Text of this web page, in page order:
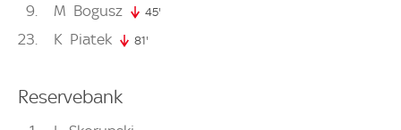
9
M Bogusz 45'
23 K Piatek 81'
Reservebank